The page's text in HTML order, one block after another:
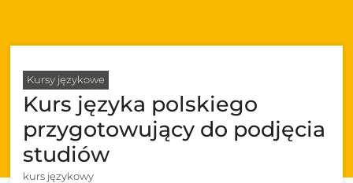
Kursy językowe
Kurs języka polskiego
przygotowujący do podjęcia
studiów
kurs językowy